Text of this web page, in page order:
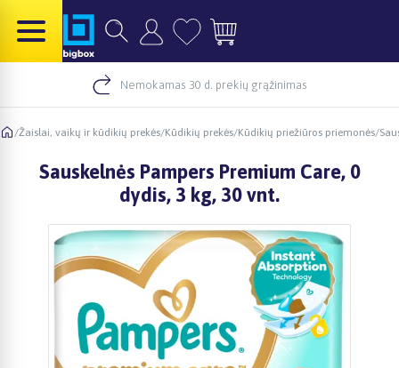
Nemokamas 30 d. prekių grąžinimas
/Žaislai, vaikų ir kūdikių prekės/Kūdikių prekės/Kūdikių priežiūros priemonės/
Sauskelnės Pampers Premium Care, 0
dydis, 3 kg, 30 vnt.